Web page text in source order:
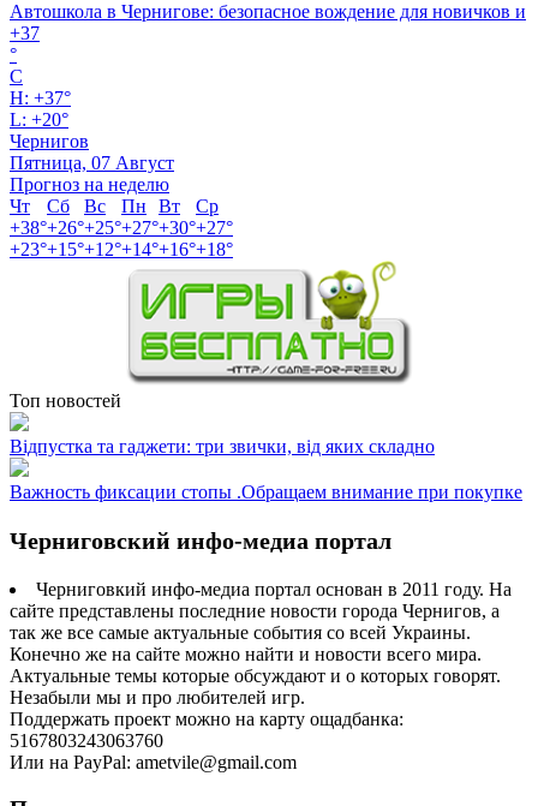
Автошкола в Чернигове: безопасное вождение для новичков и
+37
°
C
H: +37°
L: +20°
Чернигов
Пятница, 07 Август
Прогноз на неделю
Чт
Сб Вс Пн Вт
Ср
+38°+26°+25°+27°+30°+27°
+23°+15°+12°+14°+16°+18°
Топ новостей
Відпустка та гаджети: три звички, від яких складно
Важность фиксации стопы .Обращаем внимание при покупке
Черниговский инфо-медиа портал
Черниговкий инфо-медиа портал основан в 2011 году. На
сайте представлены последние новости города Чернигов, а
так же все самые актуальные события со всей Украины.
Конечно же на сайте можно найти и новости всего мира.
Актуальные темы которые обсуждают и о которых говорят.
Незабыли мы и про любителей игр.
Поддержать проект можно на карту ощадбанка:
5167803243063760
Или на PayPal: ametvile@gmail.com